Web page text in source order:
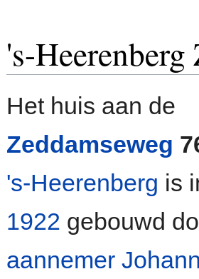
's-Heerenberg
Het huis aan de
Zeddamseweg
's-Heerenberg is
1922 gebouwd
aannemer